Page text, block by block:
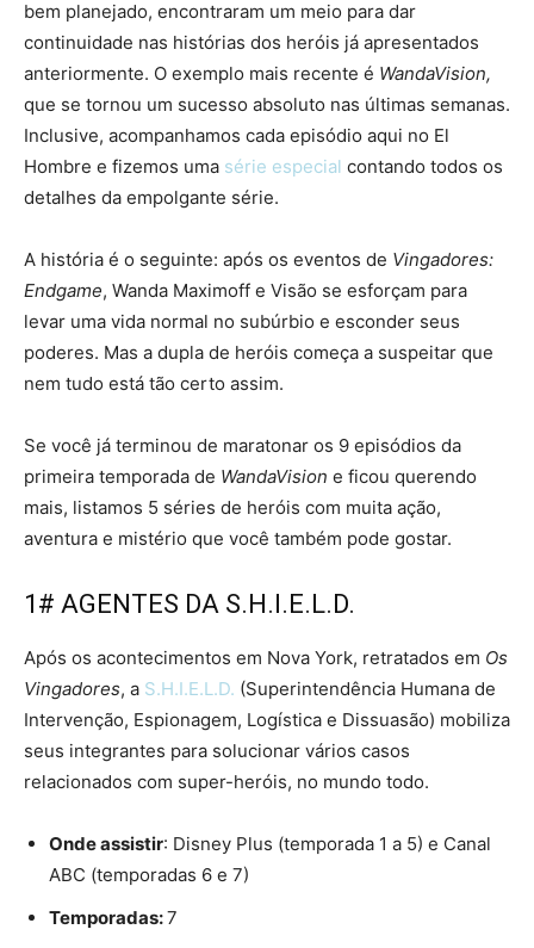
bem planejado, encontraram um meio para dar
continuidade nas histórias dos heróis já apresentados
anteriormente. O exemplo mais recente é WandaVision,
que se tornou um sucesso absoluto nas últimas semanas.
Inclusive, acompanhamos cada episódio aqui no El
Hombre e fizemos uma série especial contando todos os
detalhes da empolgante série.
A história é o seguinte: após os eventos de Vingadores:
Endgame, Wanda Maximoff e Visão se esforçam para
levar uma vida normal no subúrbio e esconder seus
poderes. Mas a dupla de heróis começa a suspeitar que
nem tudo está tão certo assim.
Se você já terminou de maratonar os 9 episódios da
primeira temporada de WandaVision e ficou querendo
mais, listamos 5 séries de heróis com muita ação,
aventura e mistério que você também pode gostar.
1# AGENTES DA S.H.I.E.L.D.
Após os acontecimentos em Nova York, retratados em Os
Vingadores, a S.H.I.E.L.D. (Superintendência Humana de
Intervenção, Espionagem, Logística e Dissuasão) mobiliza
seus integrantes para solucionar vários casos
relacionados com super-heróis, no mundo todo.
Onde assistir: Disney Plus (temporada 1 a 5) e Canal
ABC (temporadas 6 e 7)
Temporadas:7